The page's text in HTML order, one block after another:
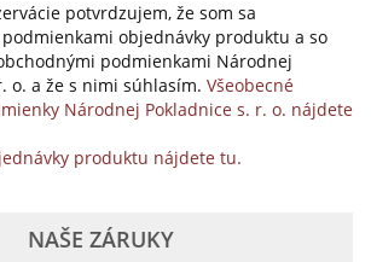
potvrdzujem, že som sa
objednávky produktu a so
podmienkami Národnej
o. a že s nimi súhlasím. Všeobecné
Národnej Pokladnice s. r. o. nájdete
produktu nájdete tu.
NAŠE ZÁRUKY